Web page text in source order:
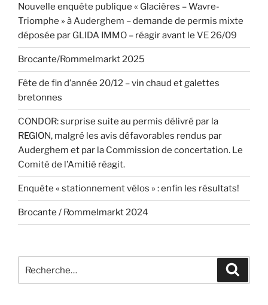
Nouvelle enquête publique « Glacières – Wavre-
Triomphe » à Auderghem – demande de permis mixte
déposée par GLIDA IMMO – réagir avant le VE 26/09
Brocante/Rommelmarkt 2025
Fête de fin d’année 20/12 – vin chaud et galettes
bretonnes
CONDOR: surprise suite au permis délivré par la
REGION, malgré les avis défavorables rendus par
Auderghem et par la Commission de concertation. Le
Comité de l’Amitié réagit.
Enquête « stationnement vélos » : enfin les résultats!
Brocante / Rommelmarkt 2024
pour